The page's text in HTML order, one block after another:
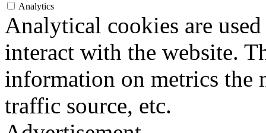
Analytics
Analytical cookies are
interact with the website.
information on metrics the
traffic source, etc.